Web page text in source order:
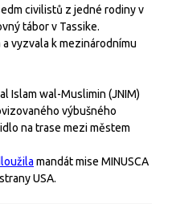
civilistů z jedné rodiny v
tábor v Tassike.
vyzvala k mezinárodnímu
Islam wal-Muslimin (JNIM)
výbušného
na trase mezi městem
mandát mise MINUSCA
USA.